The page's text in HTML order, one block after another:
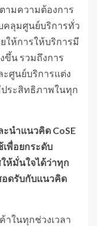
ามความต้องการ
คลุมศูนย์บริการทั่ว
ให้การให้บริการมี
ขึ้น รวมถึงการ
ศูนย์บริการแต่ง
ประสิทธิภาพในทุก
นำแนวคิด CoSE
เพื่อยกระดับ
ห้มั่นใจได้ว่าทุก
อดรับกับแนวคิด
าในทุกช่วงเวลา